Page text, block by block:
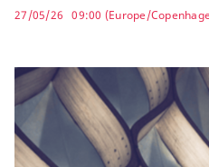
27/05/26 09:00 (Europe/